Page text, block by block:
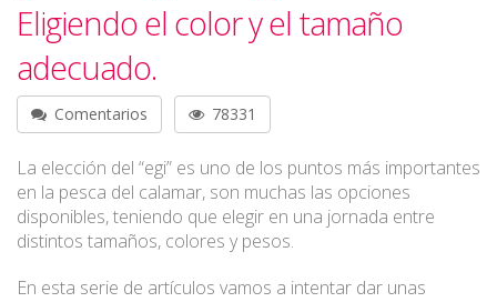
Eligiendo el color y el tamaño
adecuado.
Comentarios 78331
La elección del “egi” es uno de los puntos más importantes
en la pesca del calamar, son muchas las opciones
disponibles, teniendo que elegir en una jornada entre
distintos tamaños, colores y pesos.
En esta serie de artículos vamos a intentar dar unas